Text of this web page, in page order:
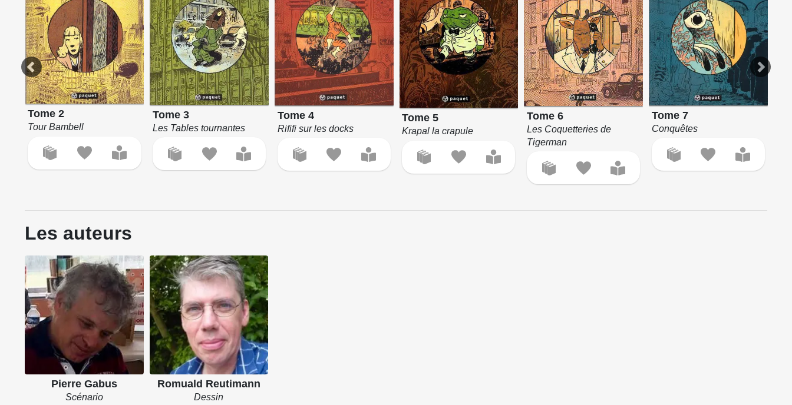
Tome 2
Tour Bambell
Tome 3
Les Tables tournantes
Tome 4
Rififi sur les docks
Tome 5
Krapal la crapule
Tome 6
Les Coquetteries de
Tigerman
Tome 7
Conquêtes
Les auteurs
Pierre Gabus
Scénario
Romuald Reutimann
Dessin